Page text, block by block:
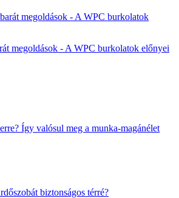
megoldások - A WPC burkolatok előnyei
Így valósul meg a munka-magánélet
biztonságos térré?